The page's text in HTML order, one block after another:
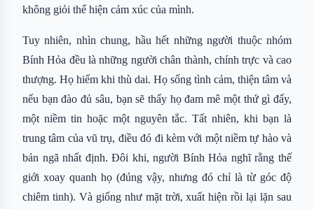
không giỏi thể hiện cảm xúc của mình.
Tuy nhiên, nhìn chung, hầu hết những người thuộc nhóm
Bính Hỏa đều là những người chân thành, chính trực và cao
thượng. Họ hiếm khi thù dai. Họ sống tình cảm, thiện tâm và
nếu bạn đào đủ sâu, bạn sẽ thấy họ đam mê một thứ gì đấy,
một niềm tin hoặc một nguyên tắc. Tất nhiên, khi bạn là
trung tâm của vũ trụ, điều đó đi kèm với một niềm tự hào và
bản ngã nhất định. Đôi khi, người Bính Hỏa nghĩ rằng thế
giới xoay quanh họ (đúng vậy, nhưng đó chỉ là từ góc độ
chiêm tinh). Và giống như mặt trời, xuất hiện rồi lại lặn sau